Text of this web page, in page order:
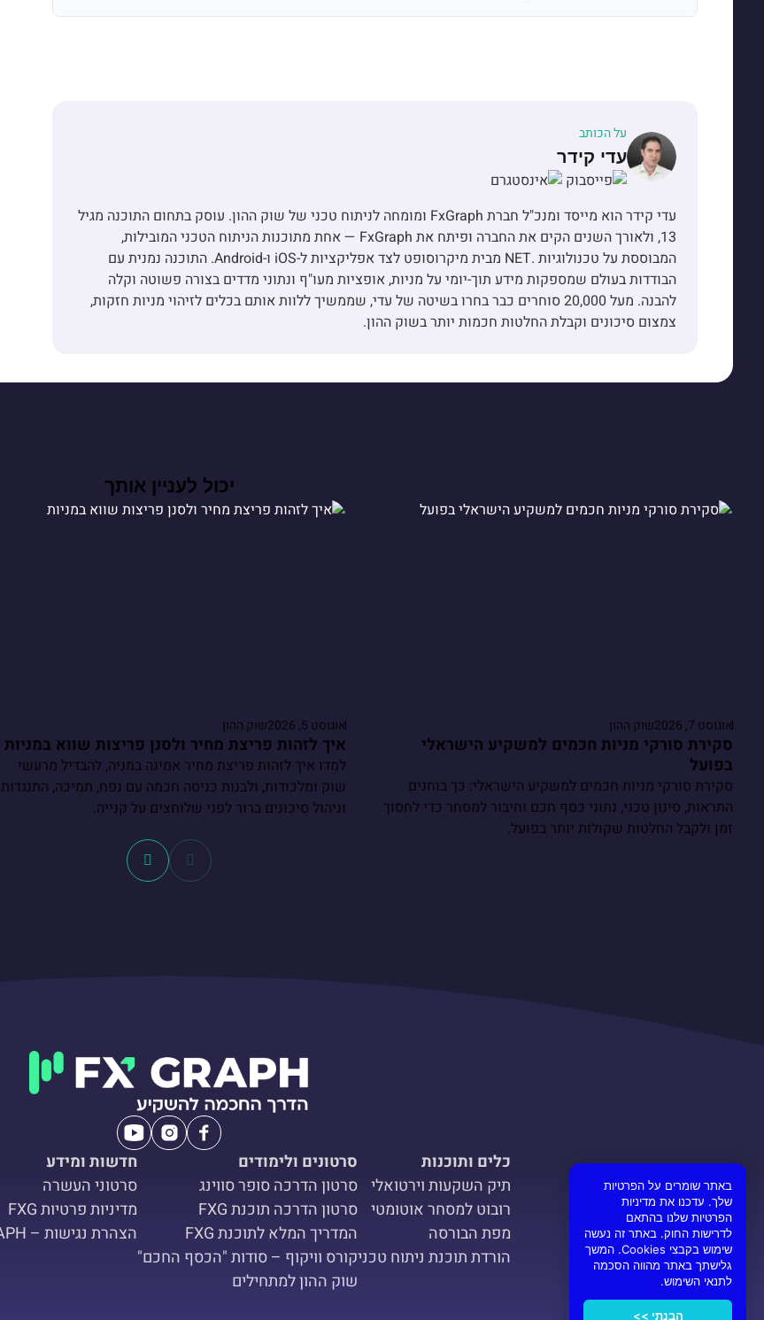
על הכותב
עדי קידר
עדי קידר הוא מייסד ומנכ"ל חברת FxGraph ומומחה לניתוח טכני של שוק ההון. עוסק בתחום התוכנה מגיל
13, ולאורך השנים הקים את החברה ופיתח את FxGraph — אחת מתוכנות הניתוח הטכני המובילות,
המבוססת על טכנולוגיות .NET מבית מיקרוסופט לצד אפליקציות ל-iOS ו-Android. התוכנה נמנית עם
הבודדות בעולם שמספקות מידע תוך-יומי על מניות, אופציות מעו"ף ונתוני מדדים בצורה פשוטה וקלה
להבנה. מעל 20,000 סוחרים כבר בחרו בשיטה של עדי, שממשיך ללוות אותם בכלים לזיהוי מניות חזקות,
צמצום סיכונים וקבלת החלטות חכמות יותר בשוק ההון.
יכול לעניין אותך
אוגוסט 7, 2026 שוק ההון
סקירת סורקי מניות חכמים למשקיע הישראלי
בפועל
סקירת סורקי מניות חכמים למשקיע הישראלי: כך בוחנים
התראות, סינון טכני, נתוני כסף חכם וחיבור למסחר כדי לחסוך
זמן ולקבל החלטות שקולות יותר בפועל.
אוגוסט 5, 2026 שוק ההון
איך לזהות פריצת מחיר ולסנן פריצות שווא במניות
למדו איך לזהות פריצת מחיר אמינה במניה, להבדיל מרעשי
שוק ומלכודות, ולבנות כניסה חכמה עם נפח, תמיכה, התנגדות
וניהול סיכונים ברור לפני שלוחצים על קנייה.
כלים ותוכנות
תיק השקעות וירטואלי
רובוט למסחר אוטומטי
מפת הבורסה
הורדת תוכנת ניתוח טכני
סרטונים ולימודים
סרטון הדרכה סופר סווינג
סרטון הדרכה תוכנת FXG
המדריך המלא לתוכנת FXG
קורס וויקוף – סודות "הכסף החכם"
שוק ההון למתחילים
חדשות ומידע
סרטוני העשרה
מדיניות פרטיות FXG
הצהרת נגישות – FXGRAPH
באתר שומרים על הפרטיות
שלך. עדכנו את מדיניות
הפרטיות שלנו בהתאם
לדרישות החוק. באתר זה נעשה
שימוש בקבצי Cookies. המשך
גלישתך באתר מהווה הסכמה
לתנאי השימוש.
הבנתי >>